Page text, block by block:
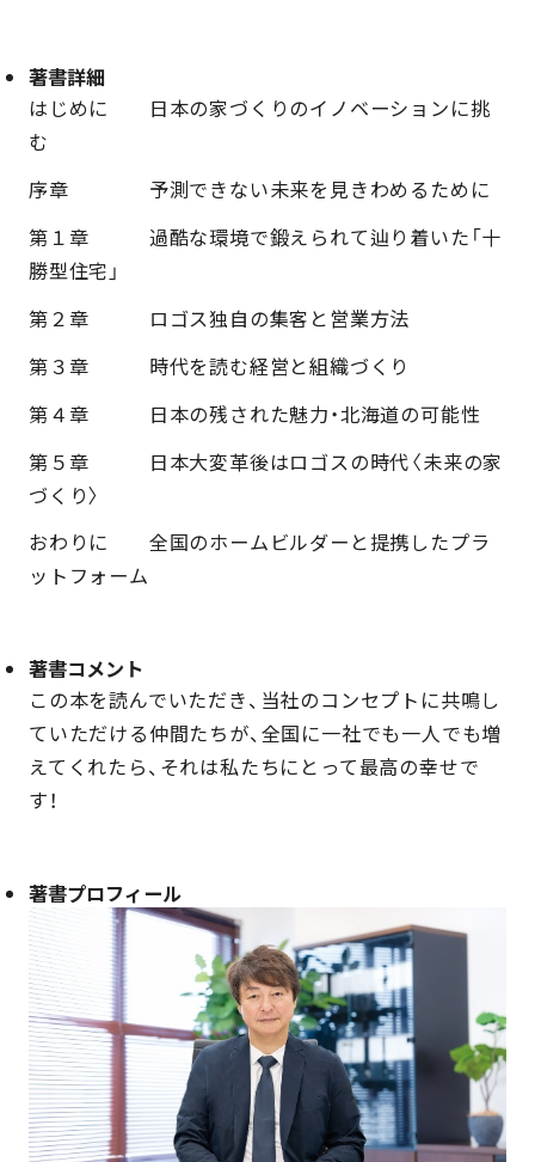
著書詳細
はじめに　　日本の家づくりのイノベーションに挑
む
序章　　　　予測できない未来を見きわめるために
第１章　　　過酷な環境で鍛えられて辿り着いた「十
勝型住宅」
第２章　　　ロゴス独自の集客と営業方法
第３章　　　時代を読む経営と組織づくり
第４章　　　日本の残された魅力・北海道の可能性
第５章　　　日本大変革後はロゴスの時代〈未来の家
づくり〉
おわりに　　全国のホームビルダーと提携したプラ
ットフォーム
著書コメント
この本を読んでいただき、当社のコンセプトに共鳴し
ていただける仲間たちが、全国に一社でも一人でも増
えてくれたら、それは私たちにとって最高の幸せで
す！
著書プロフィール